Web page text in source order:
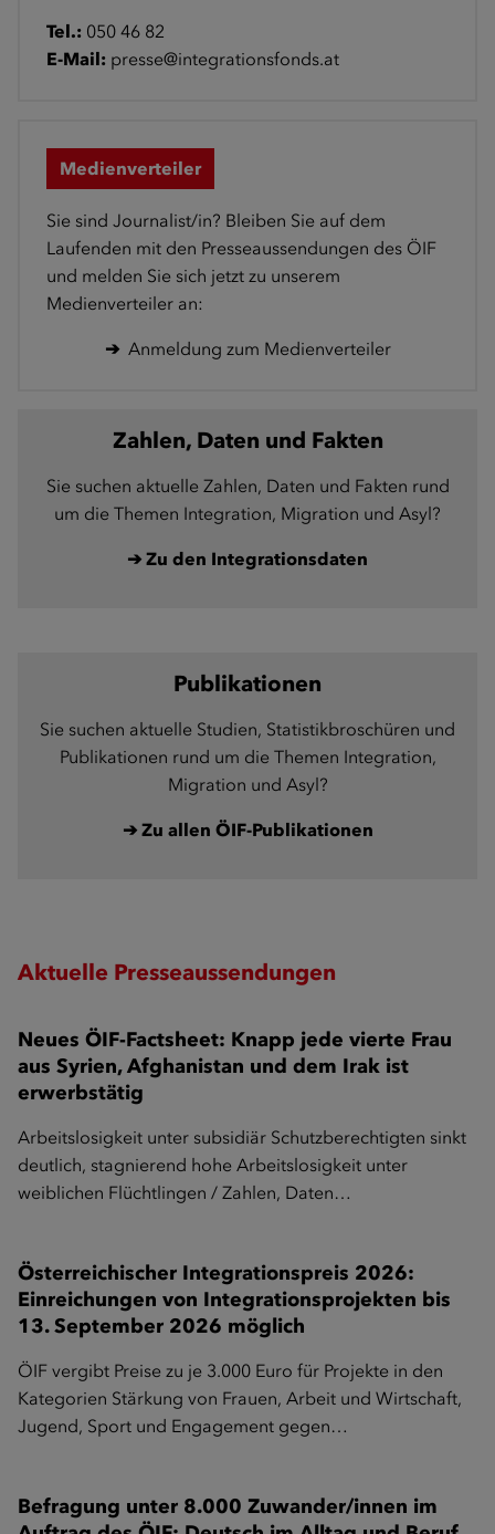
Tel.: 050 46 82
E-Mail: presse@integrationsfonds.at
Medienverteiler
Sie sind Journalist/in? Bleiben Sie auf dem
Laufenden mit den Presseaussendungen des ÖIF
und melden Sie sich jetzt zu unserem
Medienverteiler an:
➔ Anmeldung zum Medienverteiler
Zahlen, Daten und Fakten
Sie suchen aktuelle Zahlen, Daten und Fakten rund
um die Themen Integration, Migration und Asyl?
➔ Zu den Integrationsdaten
Publikationen
Sie suchen aktuelle Studien, Statistikbroschüren und
Publikationen rund um die Themen Integration,
Migration und Asyl?
➔ Zu allen ÖIF-Publikationen
Aktuelle Presseaussendungen
Neues ÖIF-Factsheet: Knapp jede vierte Frau
aus Syrien, Afghanistan und dem Irak ist
erwerbstätig
Arbeitslosigkeit unter subsidiär Schutzberechtigten sinkt
deutlich, stagnierend hohe Arbeitslosigkeit unter
weiblichen Flüchtlingen / Zahlen, Daten…
Österreichischer Integrationspreis 2026:
Einreichungen von Integrationsprojekten bis
13. September 2026 möglich
ÖIF vergibt Preise zu je 3.000 Euro für Projekte in den
Kategorien Stärkung von Frauen, Arbeit und Wirtschaft,
Jugend, Sport und Engagement gegen…
Befragung unter 8.000 Zuwander/innen im